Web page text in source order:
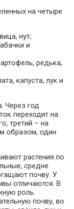
на четыре
нут;
и
редька,
капуста, лук и
Через год
переходит на
третий – на
образом, один
растения по
средне
почву. У
отличаются. В
роль.
почву, во